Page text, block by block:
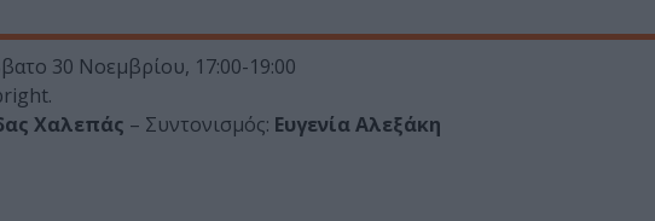
30 Νοεμβρίου, 17:00-19:00
Χαλεπάς – Συντονισμός: Ευγενία Αλεξάκη